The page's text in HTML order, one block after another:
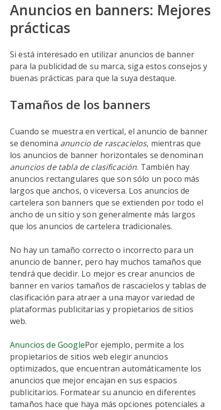
Anuncios en banners: Mejores
prácticas
Si está interesado en utilizar anuncios de banner
para la publicidad de su marca, siga estos consejos y
buenas prácticas para que la suya destaque.
Tamaños de los banners
Cuando se muestra en vertical, el anuncio de banner
se denomina anuncio de rascacielos, mientras que
los anuncios de banner horizontales se denominan
anuncios de tabla de clasificación. También hay
anuncios rectangulares que son sólo un poco más
largos que anchos, o viceversa. Los anuncios de
cartelera son banners que se extienden por todo el
ancho de un sitio y son generalmente más largos
que los anuncios de cartelera tradicionales.
No hay un tamaño correcto o incorrecto para un
anuncio de banner, pero hay muchos tamaños que
tendrá que decidir. Lo mejor es crear anuncios de
banner en varios tamaños de rascacielos y tablas de
clasificación para atraer a una mayor variedad de
plataformas publicitarias y propietarios de sitios
web.
Anuncios de GooglePor ejemplo, permite a los
propietarios de sitios web elegir anuncios
optimizados, que encuentran automáticamente los
anuncios que mejor encajan en sus espacios
publicitarios. Formatear su anuncio en diferentes
tamaños hace que haya más opciones potenciales a